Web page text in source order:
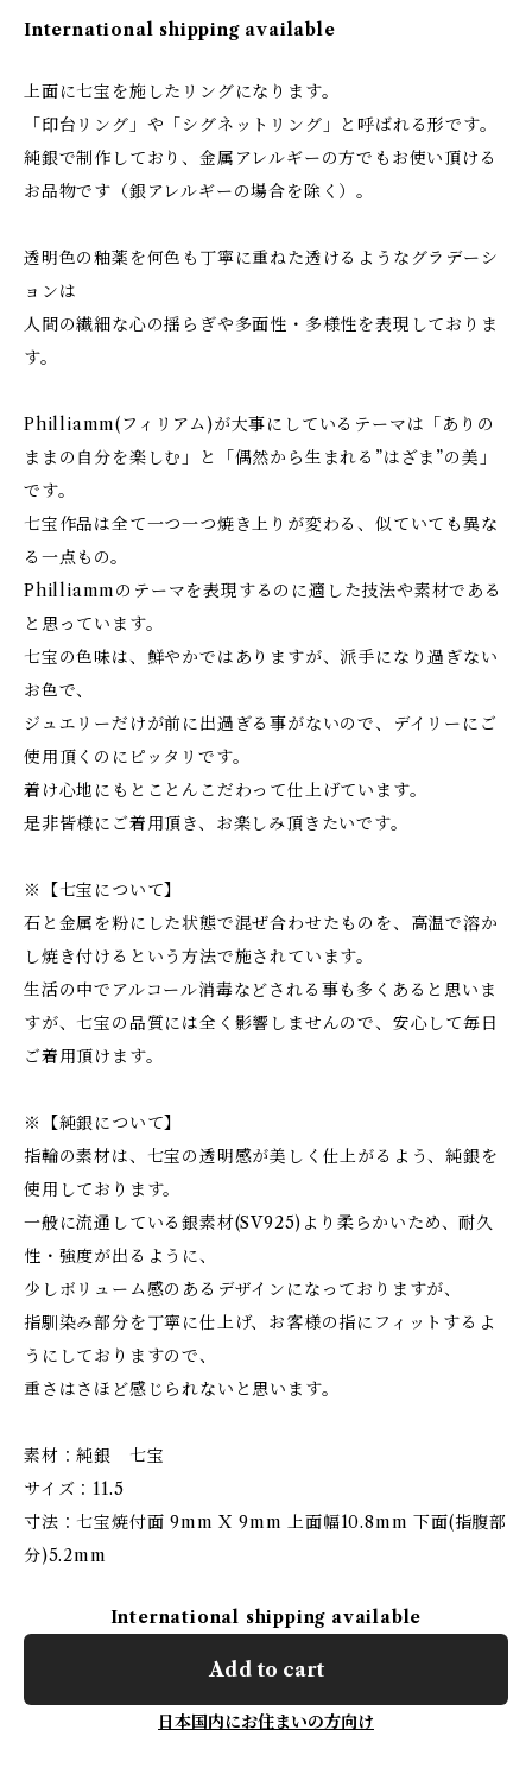
International shipping available
上面に七宝を施したリングになります。
「印台リング」や「シグネットリング」と呼ばれる形です。
純銀で制作しており、金属アレルギーの方でもお使い頂ける
お品物です（銀アレルギーの場合を除く）。
透明色の釉薬を何色も丁寧に重ねた透けるようなグラデーシ
ョンは
人間の繊細な心の揺らぎや多面性・多様性を表現しておりま
す。
Philliamm(フィリアム)が大事にしているテーマは「ありの
ままの自分を楽しむ」と「偶然から生まれる”はざま”の美」
です。
七宝作品は全て一つ一つ焼き上りが変わる、似ていても異な
る一点もの。
Philliammのテーマを表現するのに適した技法や素材である
と思っています。
七宝の色味は、鮮やかではありますが、派手になり過ぎない
お色で、
ジュエリーだけが前に出過ぎる事がないので、デイリーにご
使用頂くのにピッタリです。
着け心地にもとことんこだわって仕上げています。
是非皆様にご着用頂き、お楽しみ頂きたいです。
※【七宝について】
石と金属を粉にした状態で混ぜ合わせたものを、高温で溶か
し焼き付けるという方法で施されています。
生活の中でアルコール消毒などされる事も多くあると思いま
すが、七宝の品質には全く影響しませんので、安心して毎日
ご着用頂けます。
※【純銀について】
指輪の素材は、七宝の透明感が美しく仕上がるよう、純銀を
使用しております。
一般に流通している銀素材(SV925)より柔らかいため、耐久
性・強度が出るように、
少しボリューム感のあるデザインになっておりますが、
指馴染み部分を丁寧に仕上げ、お客様の指にフィットするよ
うにしておりますので、
重さはさほど感じられないと思います。
素材：純銀 七宝
サイズ：11.5
寸法：七宝焼付面 9mm X 9mm 上面幅10.8mm 下面(指腹部
分)5.2mm
International shipping available
Add to cart
日本国内にお住まいの方向け